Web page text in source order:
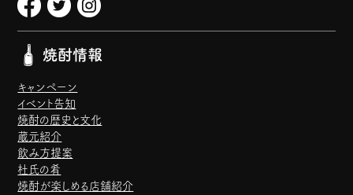
焼酎情報
キャンペーン
イベント告知
焼酎の歴史と文化
蔵元紹介
飲み方提案
杜氏の肴
焼酎が楽しめる店舗紹介